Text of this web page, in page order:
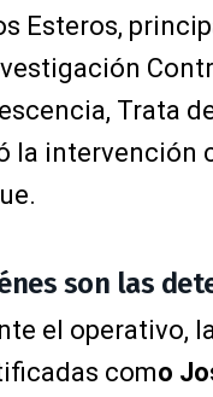
Esteros,
Trata
la intervención
son las
el operativo,
como